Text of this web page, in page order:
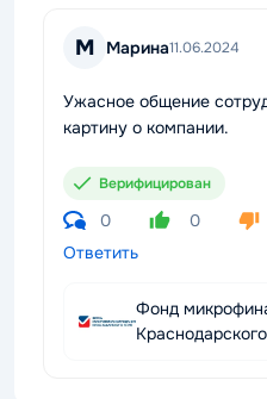
М Марина11.06.2024
Ужасное общение
картину о компании.
Верифицирован
0 0
Ответить
Фонд